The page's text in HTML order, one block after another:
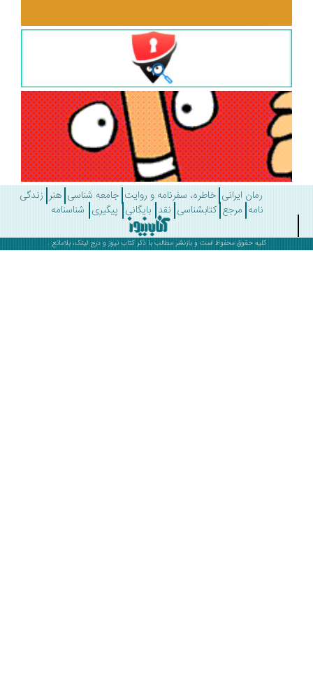
رمان ایرانی خاطره، سفرنامه و روایت جامعه شناسی هنر زندگی
مرجع کتابشناسی نقد بایگانی پیگیری شناسنامه
کلیه حقوق محفوظ است و بازنشر مطالب با ذکرکتاب نیوزو درج لینک، بلامانع .